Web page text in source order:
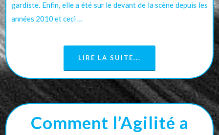
gardiste. Enfin, elle a été sur le devant de la scène depuis les
années 2010 et ceci …
LIRE LA SUITE...
Comment l’Agilité a